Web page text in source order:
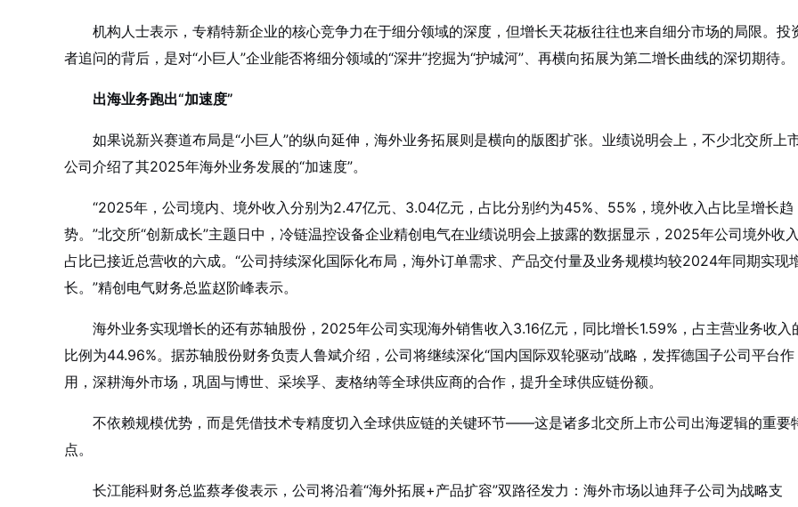
机构人士表示，专精特新企业的核心竞争力在于细分领域的深度，但增长天花板往往也来自细分市场的局限。投
者追问的背后，是对“小巨人”企业能否将细分领域的“深井”挖掘为“护城河”、再横向拓展为第二增长曲线的深切期待。
出海业务跑出“加速度”
如果说新兴赛道布局是“小巨人”的纵向延伸，海外业务拓展则是横向的版图扩张。业绩说明会上，不少北交所上
公司介绍了其2025年海外业务发展的“加速度”。
“2025年，公司境内、境外收入分别为2.47亿元、3.04亿元，占比分别约为45%、55%，境外收入占比呈增长趋
势。”北交所“创新成长”主题日中，冷链温控设备企业精创电气在业绩说明会上披露的数据显示，2025年公司境外收入
占比已接近总营收的六成。“公司持续深化国际化布局，海外订单需求、产品交付量及业务规模均较2024年同期实现
长。”精创电气财务总监赵阶峰表示。
海外业务实现增长的还有苏轴股份，2025年公司实现海外销售收入3.16亿元，同比增长1.59%，占主营业务收入
比例为44.96%。据苏轴股份财务负责人鲁斌介绍，公司将继续深化“国内国际双轮驱动”战略，发挥德国子公司平台作
用，深耕海外市场，巩固与博世、采埃孚、麦格纳等全球供应商的合作，提升全球供应链份额。
不依赖规模优势，而是凭借技术专精度切入全球供应链的关键环节——这是诸多北交所上市公司出海逻辑的重要
点。
长江能科财务总监蔡孝俊表示，公司将沿着“海外拓展+产品扩容”双路径发力：海外市场以迪拜子公司为战略支